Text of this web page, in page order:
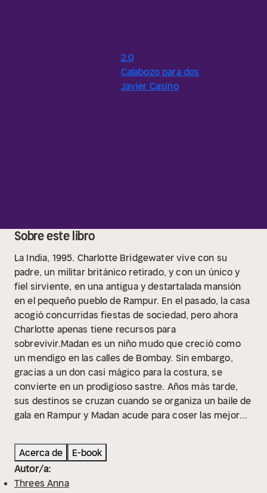
2.0
Calabozo para dos
Javier Casino
Sobre este libro
La India, 1995. Charlotte Bridgewater vive con su
padre, un militar británico retirado, y con un único y
fiel sirviente, en una antigua y destartalada mansión
en el pequeño pueblo de Rampur. En el pasado, la casa
acogió concurridas fiestas de sociedad, pero ahora
Charlotte apenas tiene recursos para
sobrevivir.Madan es un niño mudo que creció como
un mendigo en las calles de Bombay. Sin embargo,
gracias a un don casi mágico para la costura, se
convierte en un prodigioso sastre. Años más tarde,
sus destinos se cruzan cuando se organiza un baile de
gala en Rampur y Madan acude para coser las mejores
todo el mundo permanece paralizado por el calor
extremo propio de la llegada del monzón, Madan se
instala en casa de Charlotte. A pesar de su mudez, se
establece entre ellos de inmediato una extraña
Acerca de
E-book
Autor/a:
Threes Anna